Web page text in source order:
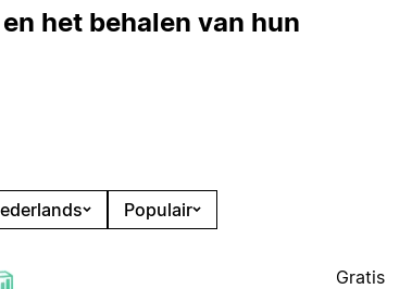
het behalen van hun
Populair
Gratis